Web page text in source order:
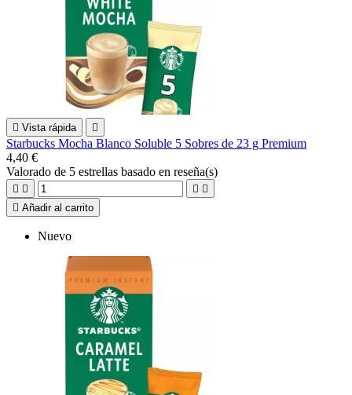
 Vista rápida 
Starbucks Mocha Blanco Soluble 5 Sobres de 23 g Premium
4,40 €
Valorado de 5 estrellas basado en reseña(s)
   
 Añadir al carrito
Nuevo